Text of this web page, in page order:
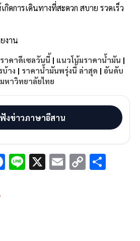
กิดการเดินทางที่สะดวก สบาย รวดเร็ว
งาน
ราคาดีเซลวันนี้ | แนวโน้มราคาน้ำมัน |
บ้าง | ราคาน้ำมันพรุ่งนี้ ล่าสุด | อันดับ
มหาวิทยาลัยไทย
งข่าวภาษาอีสาน
F Li X E C